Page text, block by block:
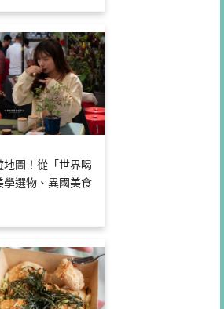
圖！從「世界喝
選物、異國美食